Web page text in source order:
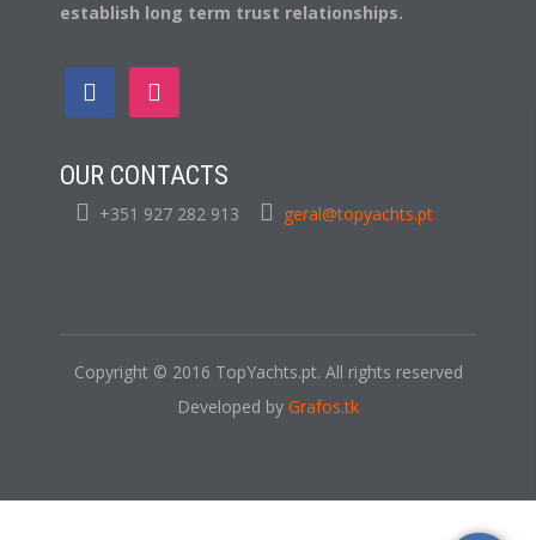
establish long term trust relationships.
OUR CONTACTS
+351 927 282 913 geral@topyachts.pt
Copyright © 2016 TopYachts.pt. All rights reserved
Developed by Grafos.tk